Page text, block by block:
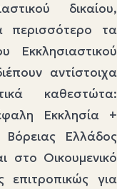
δικαίου,
περισσότερο τα
αντίστοιχα
καθεστώτα:
Εκκλησία +
Βόρειας Ελλάδος
στο Οικουμενικό
επιτροπικώς για